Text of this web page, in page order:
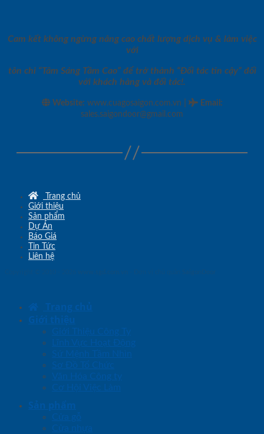
Cam kết không ngừng nâng cao chất lượng dịch vụ & làm việc
với
tôn chỉ “Tâm Sáng Tầm Cao” để trở thành “Đối tác tin cậy” đối
với khách hàng và đối tác!.
Website: www.cuagosaigon.com.vn Email :
sales.saigondoor@gmail.com
Trang chủ
Giới thiệu
Sản phẩm
Dự Án
Báo Giá
Tin Tức
Liên hệ
Trang chủ
Giới thiệu
Giới Thiệu Công Ty
Lĩnh Vực Hoạt Động
Sứ Mệnh Tầm Nhìn
Sơ Đồ Tổ Chức
Văn Hóa Công ty
Cơ Hội Việc Làm
Sản phẩm
Cửa gỗ
Cửa nhựa